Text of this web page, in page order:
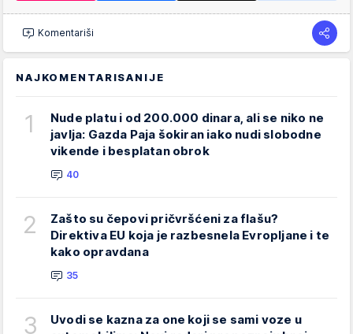
Komentariši
NAJKOMENTARISANIJE
1
Nude platu i od 200.000 dinara, ali se niko ne
javlja: Gazda Paja šokiran iako nudi slobodne
vikende i besplatan obrok
40
2
Zašto su čepovi pričvršćeni za flašu?
Direktiva EU koja je razbesnela Evropljane i te
kako opravdana
35
3
Uvodi se kazna za one koji se sami voze u